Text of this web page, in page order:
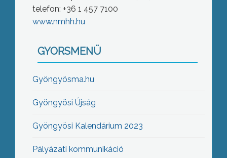
telefon: +36 1 457 7100
www.nmhh.hu
GYORSMENÜ
Gyöngyösma.hu
Gyöngyösi Újság
Gyöngyösi Kalendárium 2023
Pályázati kommunikáció